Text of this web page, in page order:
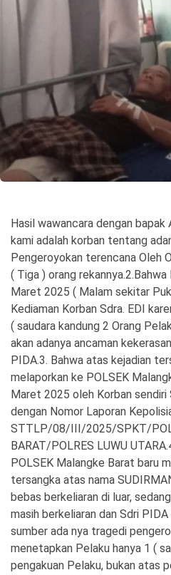
Hasil wawancara dengan bapak
kami adalah korban tentang
Pengeroyokan terencana Oleh
( Tiga ) orang
Maret 2025 ( Malam sekitar
Kediaman Korban Sdra. EDI
( saudara kandung 2 Orang
akan adanya ancaman
PIDA.3. Bahwa atas kejadian
melaporkan ke POLSEK
Maret 2025 oleh Korban sendiri
dengan Nomor Laporan
STTLP/08/III/2025/SPKT/
BARAT/POLRES LUWU
POLSEK Malangke Barat baru
tersangka atas nama
bebas berkeliaran di luar,
masih berkeliaran dan Sdri
sumber ada nya tragedi
menetapkan Pelaku hanya 1 (
pengakuan Pelaku, bukan atas